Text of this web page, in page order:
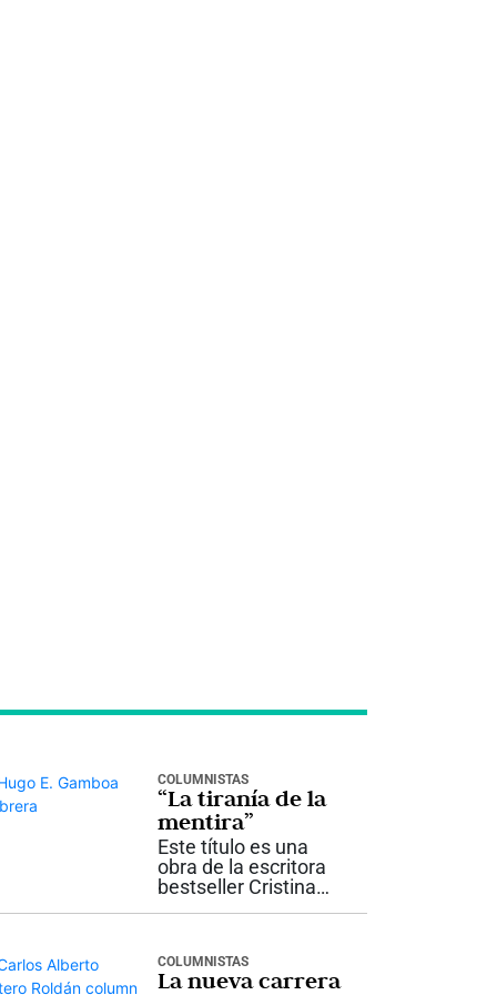
COLUMNISTAS
“La tiranía de la
mentira”
Este título es una
obra de la escritora
bestseller Cristina
Martín Jiménez,
incorrecta. Es
investigadora y
COLUMNISTAS
La nueva carrera